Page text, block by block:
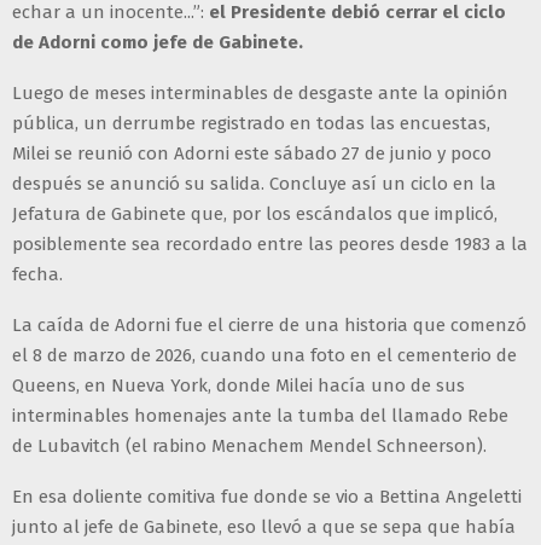
echar a un inocente...”: el Presidente debió cerrar el ciclo
de Adorni como jefe de Gabinete.
Luego de meses interminables de desgaste ante la opinión
pública, un derrumbe registrado en todas las encuestas,
Milei se reunió con Adorni este sábado 27 de junio y poco
después se anunció su salida. Concluye así un ciclo en la
Jefatura de Gabinete que, por los escándalos que implicó,
posiblemente sea recordado entre las peores desde 1983 a la
fecha.
La caída de Adorni fue el cierre de una historia que comenzó
el 8 de marzo de 2026, cuando una foto en el cementerio de
Queens, en Nueva York, donde Milei hacía uno de sus
interminables homenajes ante la tumba del llamado Rebe
de Lubavitch (el rabino Menachem Mendel Schneerson).
En esa doliente comitiva fue donde se vio a Bettina Angeletti
junto al jefe de Gabinete, eso llevó a que se sepa que había